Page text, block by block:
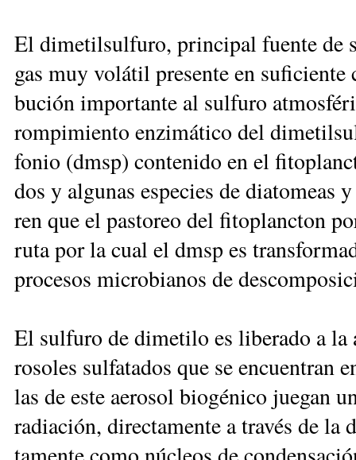
El di­me­til­sul­fu­ro, prin­ci­pal fuen­te de
gas muy vo­lá­til pre­sen­te en
bu­ción im­por­tan­te al sul­fu­ro
rom­pi­mien­to en­zi­má­ti­co del
fo­nio (dmsp) con­te­nido en el
dos y al­gu­nas es­pe­cies de
ren que el pas­to­reo del fi­to­planc­ton
ru­ta por la cual el dmsp es
pro­ce­sos mi­cro­bia­nos de
El sul­fu­ro de di­me­ti­lo es li­be­ra­do a
ro­so­les sul­fa­ta­dos que se en­cuen­tran
las de es­te ae­ro­sol bio­gé­ni­co jue­gan
ra­dia­ción, di­rec­ta­men­te a tra­vés de